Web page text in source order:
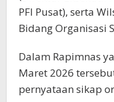
PFI Pusat), serta
Bidang Organisasi
Dalam Rapimnas
Maret 2026
pernyataan sikap